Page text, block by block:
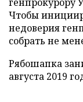
Чтобы
недоверия
собрать не
Рябошапка
августа 2019